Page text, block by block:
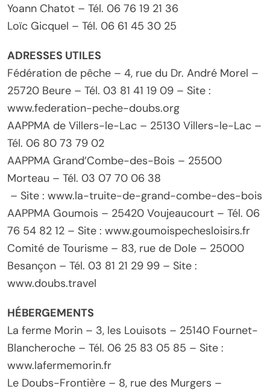
Yoann Chatot – Tél. 06 76 19 21 36
Loïc Gicquel – Tél. 06 61 45 30 25
ADRESSES UTILES
Fédération de pêche – 4, rue du Dr. André Morel –
25720 Beure – Tél. 03 81 41 19 09 – Site :
www.federation-peche-doubs.org
AAPPMA de Villers-le-Lac – 25130 Villers-le-Lac –
Tél. 06 80 73 79 02
AAPPMA Grand’Combe-des-Bois – 25500
Morteau – Tél. 03 07 70 06 38
– Site : www.la-truite-de-grand-combe-des-bois
AAPPMA Goumois – 25420 Voujeaucourt – Tél. 06
76 54 82 12 – Site : www.goumoispechesloisirs.fr
Comité de Tourisme – 83, rue de Dole – 25000
Besançon – Tél. 03 81 21 29 99 – Site :
www.doubs.travel
HÉBERGEMENTS
La ferme Morin – 3, les Louisots – 25140 Fournet-
Blancheroche – Tél. 06 25 83 05 85 – Site :
www.lafermemorin.fr
Le Doubs-Frontière – 8, rue des Murgers –